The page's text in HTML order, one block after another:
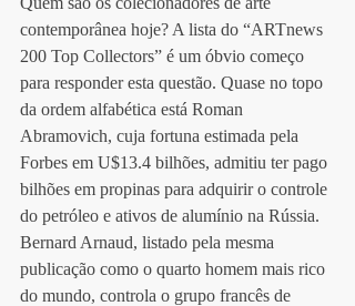
contemporânea hoje? A lista do “ARTnews
200 Top Collectors” é um óbvio começo
para responder esta questão. Quase no topo
da ordem alfabética está Roman
Abramovich, cuja fortuna estimada pela
Forbes em U$13.4 bilhões, admitiu ter pago
bilhões em propinas para adquirir o controle
do petróleo e ativos de alumínio na Rússia.
Bernard Arnaud, listado pela mesma
publicação como o quarto homem mais rico
do mundo, controla o grupo francês de